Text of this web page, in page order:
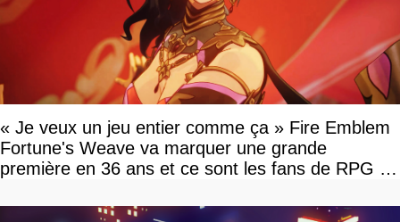
« Je veux un jeu entier comme ça » Fire Emblem
Fortune's Weave va marquer une grande
première en 36 ans et ce sont les fans de RPG en